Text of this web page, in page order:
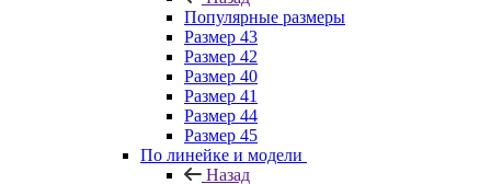
Популярные размеры
Размер 43
Размер 42
Размер 40
Размер 41
Размер 44
Размер 45
По линейке и модели
Назад